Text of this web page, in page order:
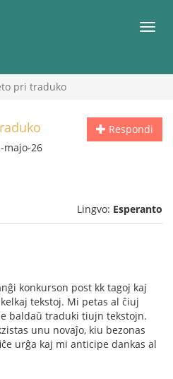
pri traduko
Respondi
majo-26
Lingvo: Esperanto
konkurson post kk tagoj kaj
tekstoj. Mi petas al ĉiuj
baldaŭ traduki tiujn tekstojn.
unu novaĵo, kiu bezonas
urĝa kaj mi anticipe dankas al